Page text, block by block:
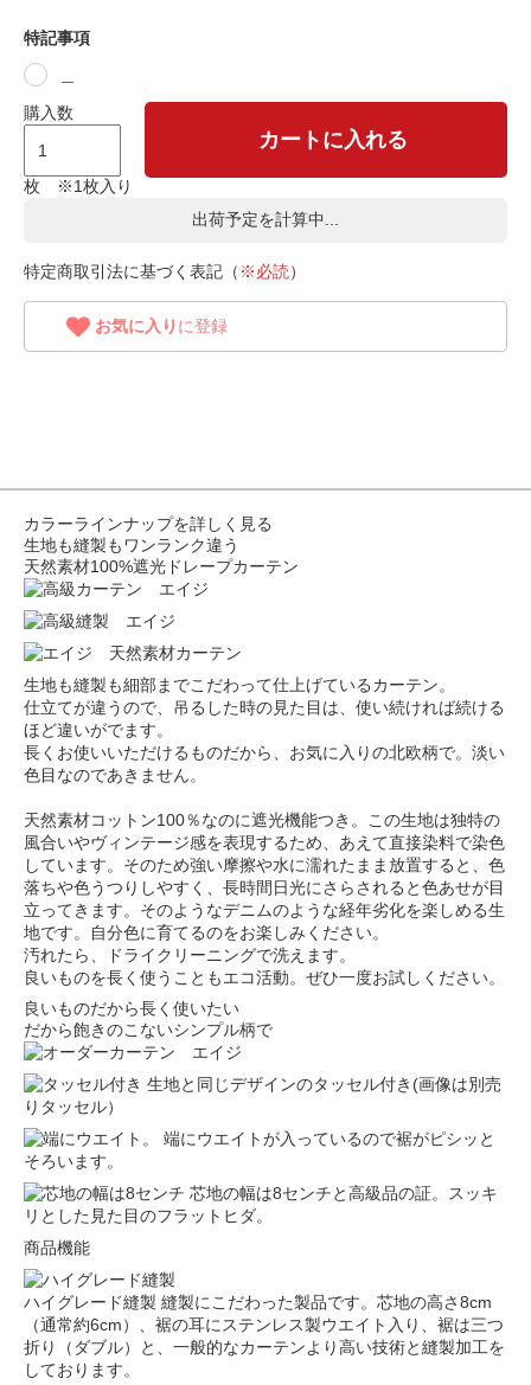
特記事項
購入数
枚 ※1枚入り
カートに入れる
出荷予定を計算中...
特定商取引法に基づく表記（ ※必読）
お気に入り に登録
カラーラインナップを詳しく見る
生地も縫製もワンランク違う
天然素材100%遮光ドレープカーテン
生地も縫製も細部までこだわって仕上げているカーテン。
仕立てが違うので、吊るした時の見た目は、使い続ければ続ける
ほど違いがでます。
長くお使いいただけるものだから、お気に入りの北欧柄で。淡い
色目なのであきません。
天然素材コットン100％なのに遮光機能つき。この生地は独特の
風合いやヴィンテージ感を表現するため、あえて直接染料で染色
しています。そのため強い摩擦や水に濡れたまま放置すると、色
落ちや色うつりしやすく、長時間日光にさらされると色あせが目
立ってきます。そのようなデニムのような経年劣化を楽しめる生
地です。自分色に育てるのをお楽しみください。
汚れたら、ドライクリーニングで洗えます。
良いものを長く使うこともエコ活動。ぜひ一度お試しください。
良いものだから長く使いたい
だから飽きのこないシンプル柄で
生地と同じデザインのタッセル付き(画像は別売
りタッセル）
端にウエイトが入っているので裾がピシッと
そろいます。
芯地の幅は8センチと高級品の証。スッキ
リとした見た目のフラットヒダ。
商品機能
ハイグレード縫製 縫製にこだわった製品です。芯地の高さ8cm
（通常約6cm）、裾の耳にステンレス製ウエイト入り、裾は三つ
折り（ダブル）と、一般的なカーテンより高い技術と縫製加工を
しております。